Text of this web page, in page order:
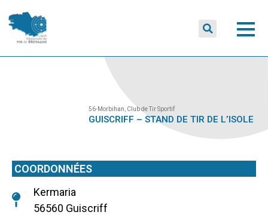
56-Morbihan, Club de Tir Sportif
GUISCRIFF – STAND DE TIR DE L’ISOLE
COORDONNÉES
Kermaria
56560 Guiscriff